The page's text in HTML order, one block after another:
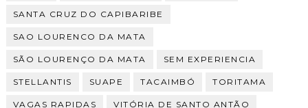
SANTA CRUZ DO CAPIBARIBE
SAO LOURENCO DA MATA
SÃO LOURENÇO DA MATA SEM EXPERIENCIA
STELLANTIS SUAPE TACAIMBÓ TORITAMA
VAGAS RAPIDAS VITÓRIA DE SANTO ANTÃO